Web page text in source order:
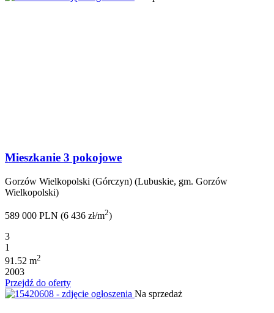
Mieszkanie 3 pokojowe
Gorzów Wielkopolski (Górczyn) (Lubuskie, gm. Gorzów
Wielkopolski)
589 000 PLN (6 436 zł/m2)
3
1
91.52 m2
2003
Przejdź do oferty
Na sprzedaż